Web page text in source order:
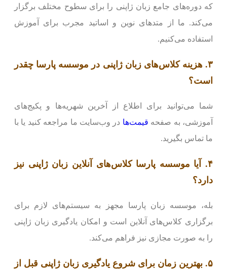
که دوره‌های جامع زبان ژاپنی را برای سطوح مختلف برگزار
می‌کند. ما از متدهای نوین و اساتید مجرب برای آموزش
استفاده می‌کنیم.
۳. هزینه کلاس‌های زبان ژاپنی در موسسه پارسا چقدر
است؟
شما می‌توانید برای اطلاع از آخرین شهریه‌ها و پکیج‌های
آموزشی، به صفحه قیمت‌ها در وب‌سایت ما مراجعه کنید یا با
ما تماس بگیرید.
۴. آیا موسسه پارسا کلاس‌های آنلاین زبان ژاپنی نیز
دارد؟
بله، موسسه زبان پارسا مجهز به سیستم‌های لازم برای
برگزاری کلاس‌های آنلاین است و امکان یادگیری زبان ژاپنی
را به صورت مجازی نیز فراهم می‌کند.
۵. بهترین زمان برای شروع یادگیری زبان ژاپنی قبل از